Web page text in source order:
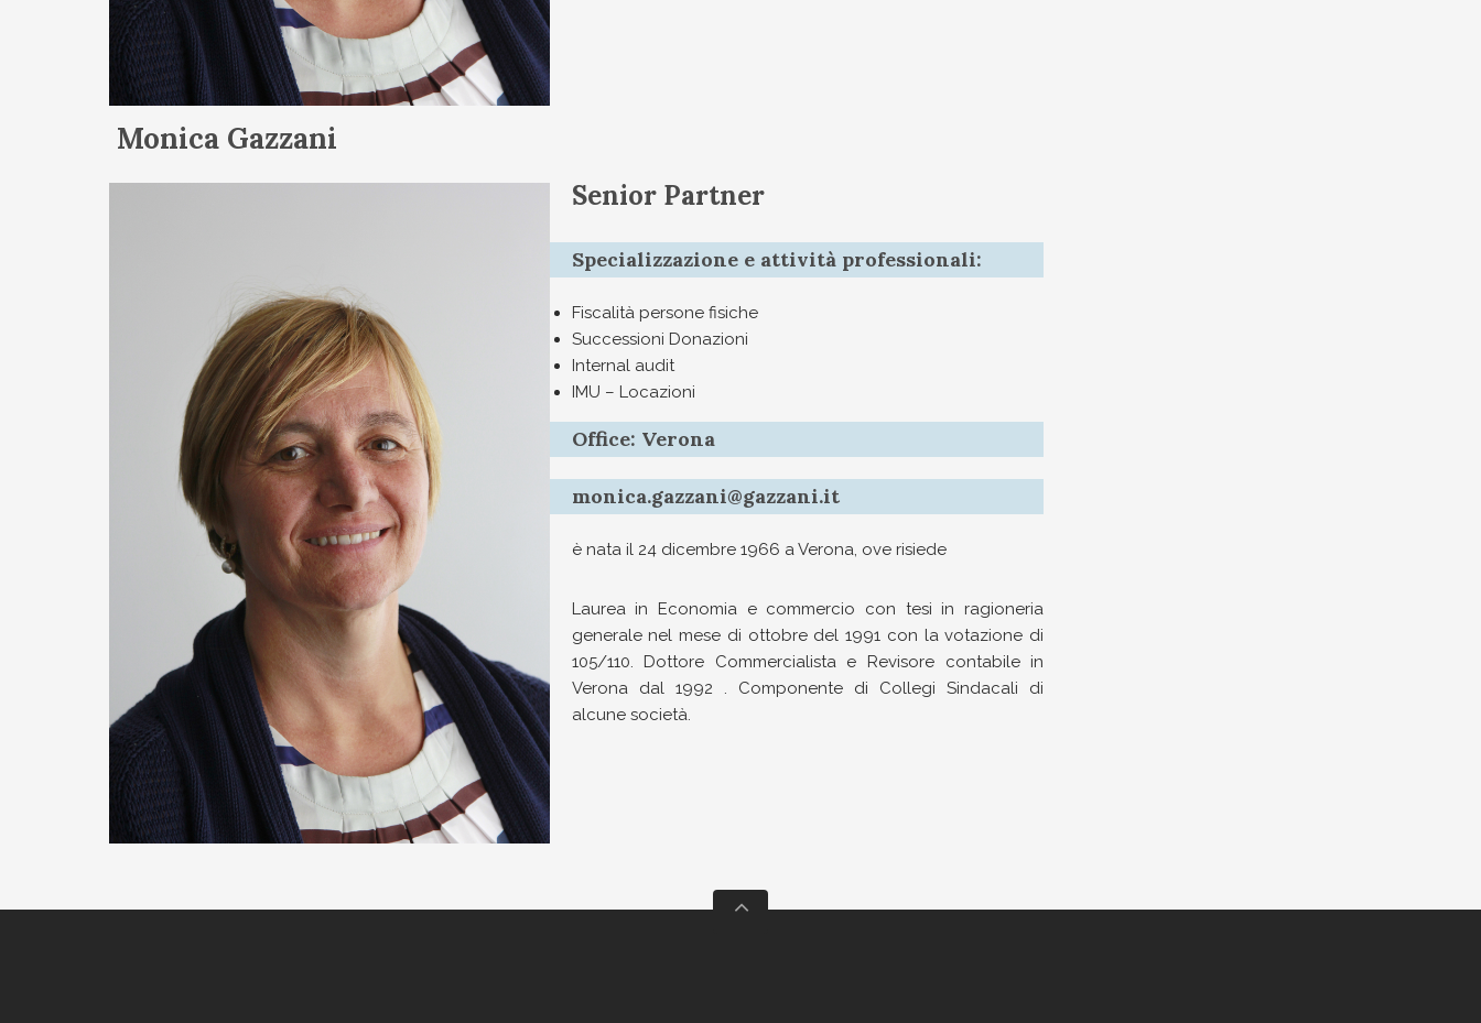
Monica Gazzani
Senior Partner
Specializzazione e attività professionali:
Fiscalità persone fisiche
Successioni Donazioni
Internal audit
IMU – Locazioni
Office: Verona
monica.gazzani@gazzani.it
è nata il 24 dicembre 1966 a Verona, ove risiede
Laurea in Economia e commercio con tesi in ragioneria
generale nel mese di ottobre del 1991 con la votazione di
105/110. Dottore Commercialista e Revisore contabile in
Verona dal 1992 . Componente di Collegi Sindacali di
alcune società.